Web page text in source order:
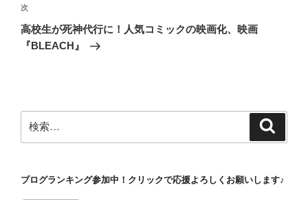
ゲ
ー
シ
次
の
投
次
高校生が死神代行に！人気コミックの映画化、映画
『BLEACH』
索:
ブログランキング参加中！クリックで応援よろしくお願いします♪